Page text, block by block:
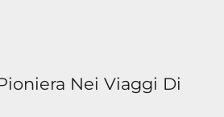
Nei Viaggi Di